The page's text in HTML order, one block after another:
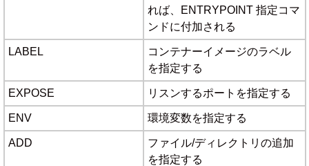
れば、ENTRYPOINT 指定コマ
ンドに付加される
LABEL
コンテナーイメージのラベル
を指定する
EXPOSE リスンするポートを指定する
ENV 環境変数を指定する
ADD
ファイル/ディレクトリの追加
を指定する